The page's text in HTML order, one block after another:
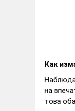
Как
на
това